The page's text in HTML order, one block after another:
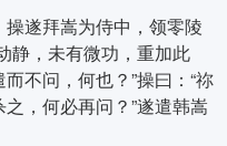
遂拜嵩为侍中，领零陵
静，未有微功，重加此
不问，何也？”操曰：“祢
，何必再问？”遂遣韩嵩